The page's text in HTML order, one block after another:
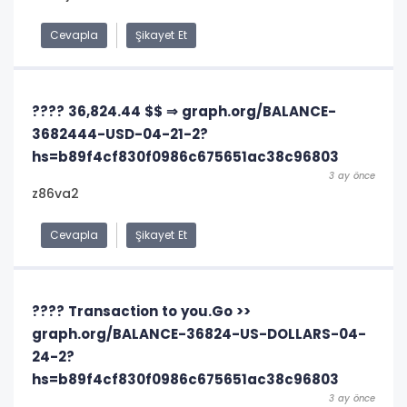
Cevapla Şikayet Et
???? 36,824.44 $$ ⇒ graph.org/BALANCE-
3682444-USD-04-21-2?
hs=b89f4cf830f0986c675651ac38c96803
3 ay önce
z86va2
Cevapla Şikayet Et
???? Transaction to you.Go >>
graph.org/BALANCE-36824-US-DOLLARS-04-
24-2?
hs=b89f4cf830f0986c675651ac38c96803
3 ay önce